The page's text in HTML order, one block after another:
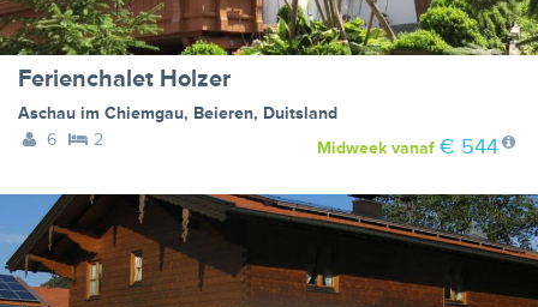
Ferienchalet Holzer
Aschau im Chiemgau, Beieren, Duitsland
6
2 Midweekvanaf € 544